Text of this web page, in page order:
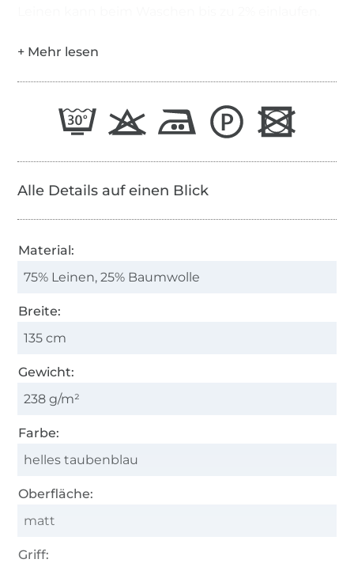
Alle Details auf einen Blick
Material:
75% Leinen, 25% Baumwolle
Breite:
135 cm
Gewicht:
238 g/m²
Farbe:
helles taubenblau
Oberfläche:
matt
Griff: